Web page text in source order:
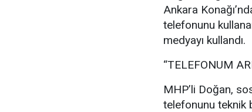
Ankara
telefonunu
medyayı kullandı.
“TELEFONUM
MHP’li Doğan,
telefonunu teknik